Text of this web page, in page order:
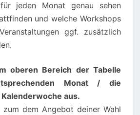
jeden Monat genau sehen
und welche Workshops
ggf. zusätzlich
oberen Bereich der Tabelle
Monat / die
aus.
zum dem Angebot deiner Wahl